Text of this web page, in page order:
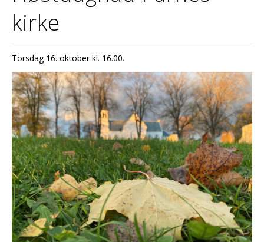
BRYLLUP
BARN OG UNGE
DIAKONI
KALENDER
MENIGHETSBLAD
FURNES
kirke
Torsdag 16. oktober kl. 16.00.